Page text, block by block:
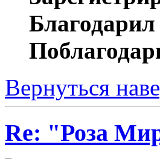
Вернуться
Re: "Роза